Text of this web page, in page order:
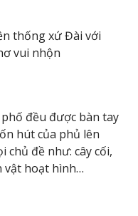
thống xứ Đài với
vui nhộn
đều được bàn tay
hút của phủ lên
chủ đề như: cây cối,
vật hoạt hình…